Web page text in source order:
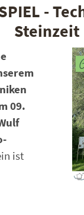
-
Steinzeit
09.
ist